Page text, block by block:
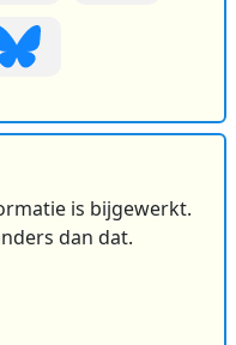
is bijgewerkt.
dan dat.